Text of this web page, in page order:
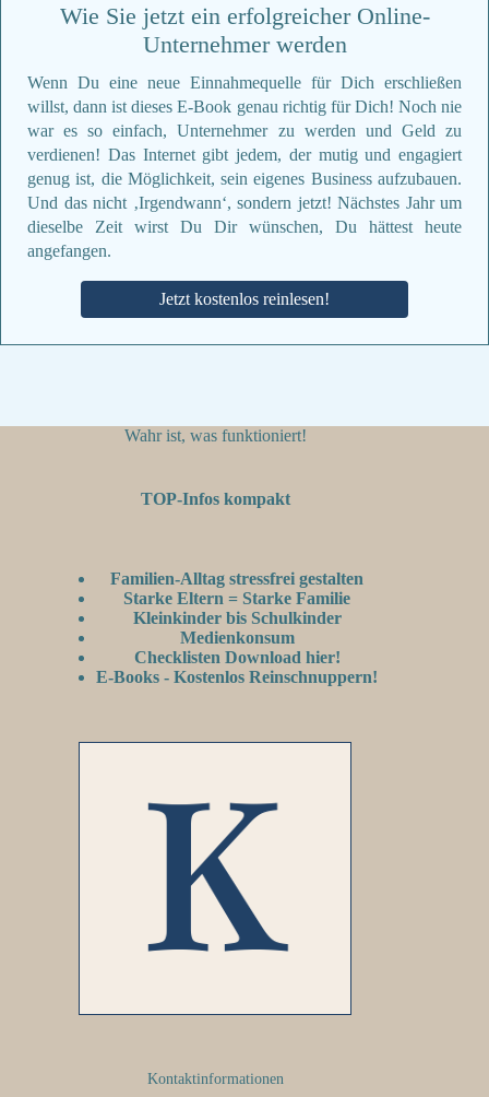
Wie Sie jetzt ein erfolgreicher Online-
Unternehmer werden
Wenn Du eine neue Einnahmequelle für Dich erschließen
willst, dann ist dieses E-Book genau richtig für Dich! Noch nie
war es so einfach, Unternehmer zu werden und Geld zu
verdienen! Das Internet gibt jedem, der mutig und engagiert
genug ist, die Möglichkeit, sein eigenes Business aufzubauen.
Und das nicht ‚Irgendwann‘, sondern jetzt! Nächstes Jahr um
dieselbe Zeit wirst Du Dir wünschen, Du hättest heute
angefangen.
Jetzt kostenlos reinlesen!
Wahr ist, was funktioniert!
TOP-Infos kompakt
Familien-Alltag stressfrei gestalten
Starke Eltern = Starke Familie
Kleinkinder bis Schulkinder
Medienkonsum
Checklisten Download hier!
E-Books - Kostenlos Reinschnuppern!
Kontaktinformationen